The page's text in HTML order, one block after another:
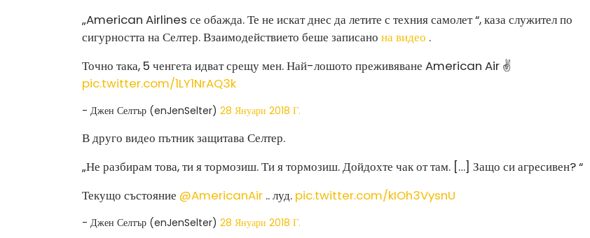
„American Airlines се обажда. Те не искат днес да летите с техния самолет “, каза служител по
сигурността на Селтер. Взаимодействието беше записано на видео .
Точно така, 5 ченгета идват срещу мен. Най-лошото преживяване American Air ✌
pic.twitter.com/1LY1NrAQ3k
- Джен Селтър (enJenSelter) 28 Януари 2018 Г.
В друго видео пътник защитава Селтер.
„Не разбирам това, ти я тормозиш. Ти я тормозиш. Дойдохте чак от там. […] Защо си агресивен? “
Текущо състояние @AmericanAir .. луд. pic.twitter.com/kIOh3VysnU
- Джен Селтър (enJenSelter) 28 Януари 2018 Г.